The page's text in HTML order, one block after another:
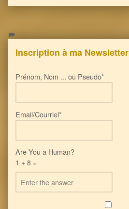
Inscription à ma Newsletter
Prénom, Nom ... ou Pseudo*
Email/Courriel*
Are You a Human?
1 + 8 =